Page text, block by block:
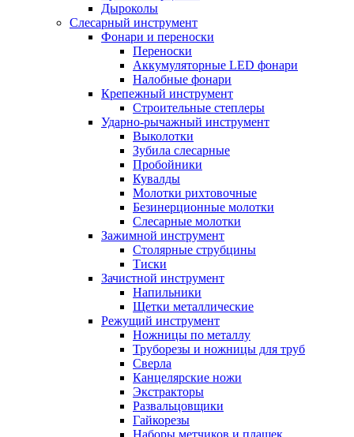
Дыроколы
Слесарный инструмент
Фонари и переноски
Переноски
Аккумуляторные LED фонари
Налобные фонари
Крепежный инструмент
Строительные степлеры
Ударно-рычажный инструмент
Выколотки
Зубила слесарные
Пробойники
Кувалды
Молотки рихтовочные
Безинерционные молотки
Слесарные молотки
Зажимной инструмент
Столярные струбцины
Тиски
Зачистной инструмент
Напильники
Щетки металлические
Режущий инструмент
Ножницы по металлу
Труборезы и ножницы для труб
Сверла
Канцелярские ножи
Экстракторы
Развальцовщики
Гайкорезы
Наборы метчиков и плашек